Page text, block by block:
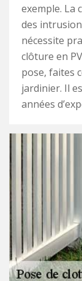
exemple. La
des
nécessite
clôture en
pose, faites
jardinier. Il
années